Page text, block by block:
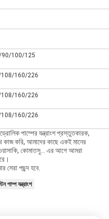
90/100/125
160/226
160/226
108/160/226
পাম্পের যন্ত্রাংশ প্রস্তুতকারক,
কাজ করি, আমাদের কাছে একই মানের
কোমাতসু... এর আগে আমরা
সেরা পছন্দ হবে.
পাম্প যন্ত্রাংশ